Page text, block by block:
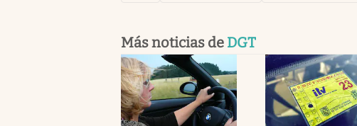
Más noticias de DGT